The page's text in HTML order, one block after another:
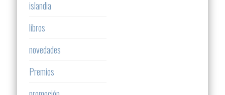
islandia
libros
novedades
Premios